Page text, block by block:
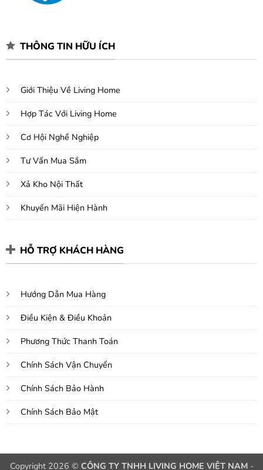
THÔNG TIN HỮU ÍCH
Giới Thiệu Về Living Home
Hợp Tác Với Living Home
Cơ Hội Nghề Nghiệp
Tư Vấn Mua Sắm
Xả Kho Nội Thất
Khuyến Mãi Hiện Hành
HỖ TRỢ KHÁCH HÀNG
Hướng Dẫn Mua Hàng
Điều Kiện & Điều Khoản
Phương Thức Thanh Toán
Chính Sách Vận Chuyển
Chính Sách Bảo Hành
Chính Sách Bảo Mật
Copyright 2026 © CÔNG TY TNHH LIVING HOME VIỆT NAM-